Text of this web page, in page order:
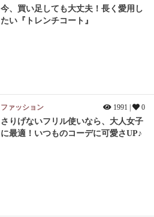
今、買い足しても大丈夫！長く愛用し
たい『トレンチコート』
ファッション 1991 | 0
さりげないフリル使いなら、大人女子
に最適！いつものコーデに可愛さUP♪